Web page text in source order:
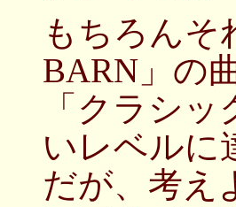
もちろんそ
BARN」の
「クラシ
いレベルに
だが、考え